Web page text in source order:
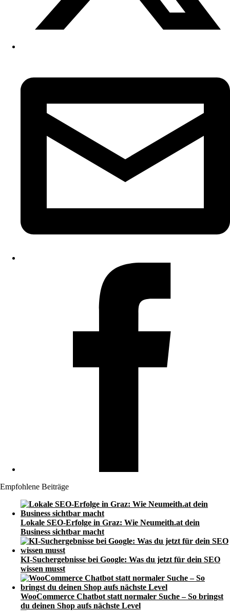
Empfohlene Beiträge
Lokale SEO-Erfolge in Graz: Wie Neumeith.at dein
Business sichtbar macht
KI-Suchergebnisse bei Google: Was du jetzt für dein SEO
wissen musst
WooCommerce Chatbot statt normaler Suche – So bringst
du deinen Shop aufs nächste Level